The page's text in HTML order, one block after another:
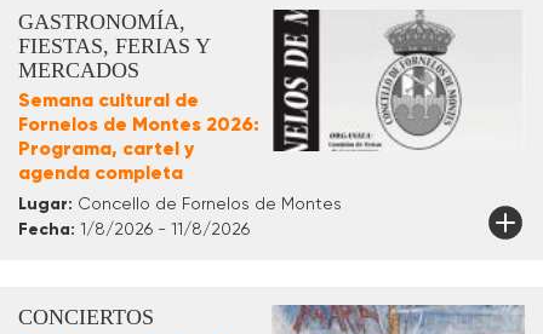
GASTRONOMÍA,
FIESTAS, FERIAS Y
MERCADOS
Semana cultural de
Fornelos de Montes 2026:
Programa, cartel y
agenda completa
Lugar: Concello de Fornelos de Montes
Fecha: 1/8/2026 - 11/8/2026
CONCIERTOS